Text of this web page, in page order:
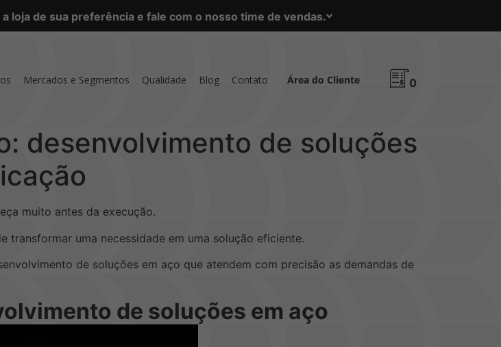
loja de sua preferência e fale com o nosso time de vendas.
Mercados e Segmentos Qualidade Blog Contato Área do Cliente 0
desenvolvimento de soluções
muito antes da execução.
transformar uma necessidade em uma solução eficiente.
de soluções em aço que atendem com precisão as demandas de
de soluções em aço